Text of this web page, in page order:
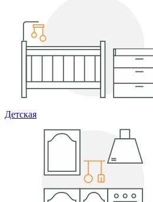
Детская